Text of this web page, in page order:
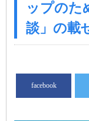
ップのた
談」の載
facebook